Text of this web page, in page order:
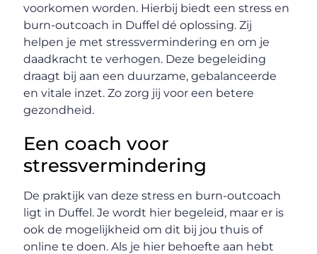
voorkomen worden. Hierbij biedt een stress en
burn-outcoach in Duffel dé oplossing. Zij
helpen je met stressvermindering en om je
daadkracht te verhogen. Deze begeleiding
draagt bij aan een duurzame, gebalanceerde
en vitale inzet. Zo zorg jij voor een betere
gezondheid.
Een coach voor
stressvermindering
De praktijk van deze stress en burn-outcoach
ligt in Duffel. Je wordt hier begeleid, maar er is
ook de mogelijkheid om dit bij jou thuis of
online te doen. Als je hier behoefte aan hebt